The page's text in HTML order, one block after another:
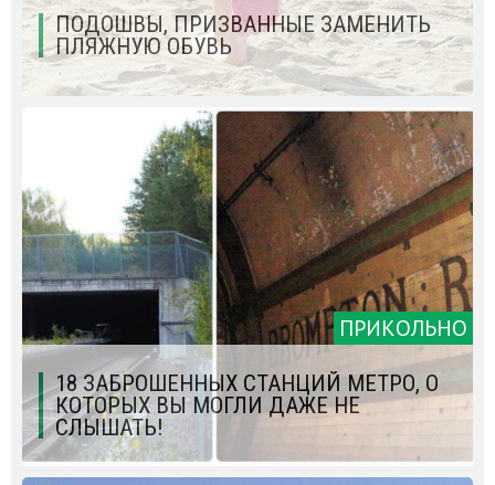
ПОДОШВЫ, ПРИЗВАННЫЕ ЗАМЕНИТЬ
ПЛЯЖНУЮ ОБУВЬ
ПРИКОЛЬНО
18 ЗАБРОШЕННЫХ СТАНЦИЙ МЕТРО, О
КОТОРЫХ ВЫ МОГЛИ ДАЖЕ НЕ
СЛЫШАТЬ!